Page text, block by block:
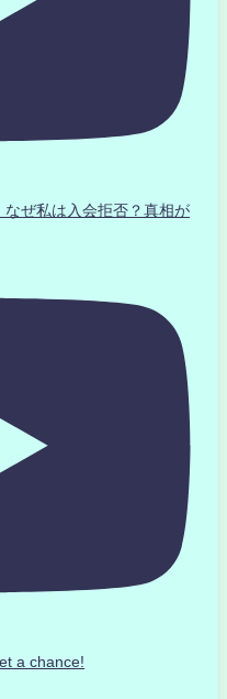
ぜ私は入会拒否？真相が
a chance!